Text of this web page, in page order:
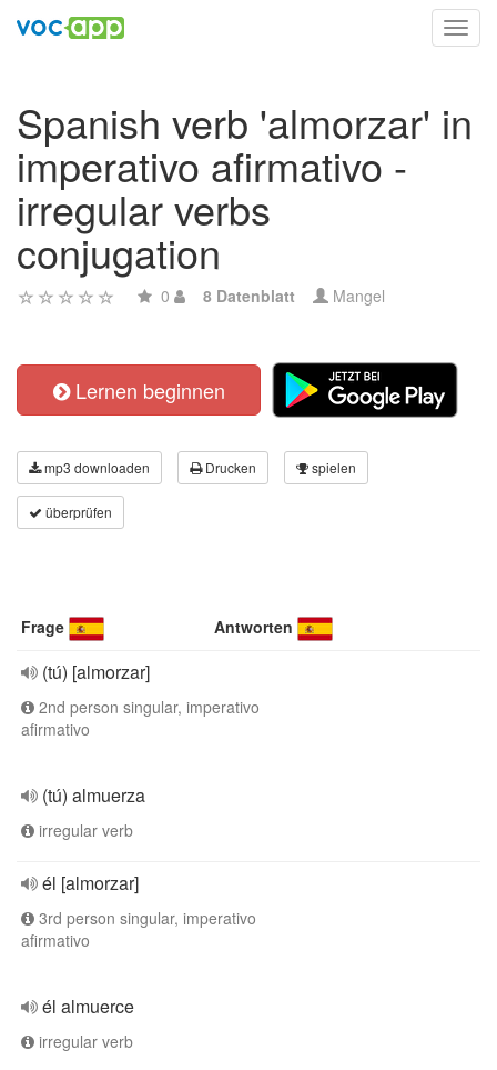
Spanish verb 'almorzar' in
imperativo afirmativo -
irregular verbs
conjugation
0 8 Datenblatt Mangel
Lernen beginnen
mp3 downloaden Drucken spielen
überprüfen
Frage Antworten
(tú) [almorzar]
2nd person singular, imperativo
afirmativo
(tú) almuerza
irregular verb
él [almorzar]
3rd person singular, imperativo
afirmativo
él almuerce
irregular verb